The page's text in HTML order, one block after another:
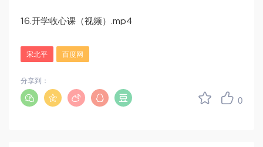
16.开学收心课（视频）.mp4
宋北平 百度网
0
分享到：